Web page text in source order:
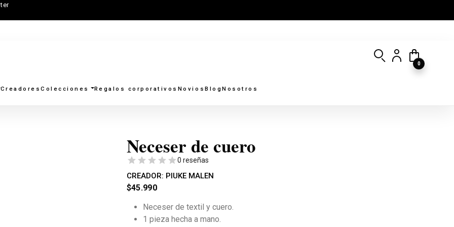
CreadoresColecciones Regalos corporativos NoviosBlogNosotros
0
Neceser de cuero
0 reseñas
CREADOR: PIUKE MALEN
$45.990
Neceser de textil y cuero.
1 pieza hecha a mano.